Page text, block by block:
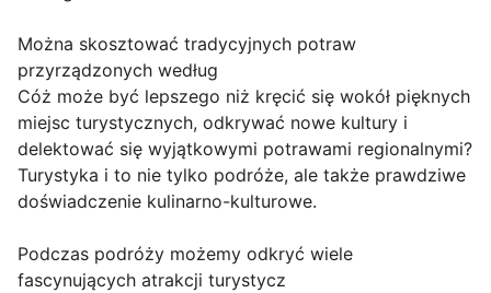
Można skosztować tradycyjnych potraw
przyrządzonych według
Cóż może być lepszego niż kręcić się wokół pięknych
miejsc turystycznych, odkrywać nowe kultury i
delektować się wyjątkowymi potrawami regionalnymi?
Turystyka i to nie tylko podróże, ale także prawdziwe
doświadczenie kulinarno-kulturowe.
Podczas podróży możemy odkryć wiele
fascynujących atrakcji turystycz